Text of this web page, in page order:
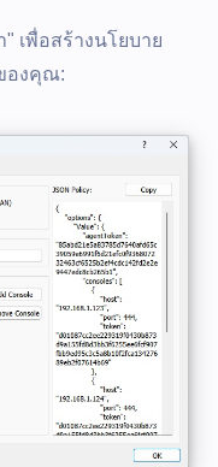
เพื่อสร้างนโยบาย
องคุณ: